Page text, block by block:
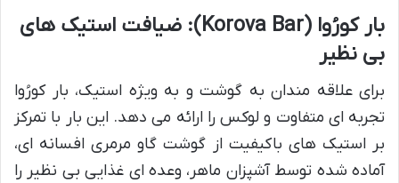
بار کورُوا (Korova Bar): ضیافت استیک های
بی نظیر
برای علاقه مندان به گوشت و به ویژه استیک، بار کورُوا
تجربه ای متفاوت و لوکس را ارائه می دهد. این بار با تمرکز
بر استیک های باکیفیت از گوشت گاو مرمری افسانه ای،
آماده شده توسط آشپزان ماهر، وعده ای غذایی بی نظیر را